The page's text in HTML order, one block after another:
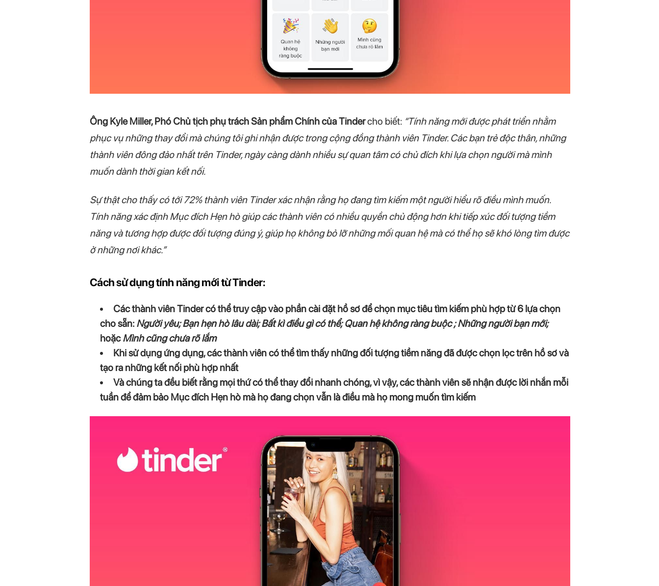
Ông Kyle Miller, Phó Chủ tịch phụ trách Sản phẩm Chính của Tindercho biết: “Tính năng mới được phát triển nhằm
phục vụ những thay đổi mà chúng tôi ghi nhận được trong cộng đồng thành viên Tinder. Các bạn trẻ độc thân, những
thành viên đông đảo nhất trên Tinder, ngày càng dành nhiều sự quan tâm có chủ đích khi lựa chọn người mà mình
muốn dành thời gian kết nối.
Sự thật cho thấy có tới 72% thành viên Tinder xác nhận rằng họ đang tìm kiếm một người hiểu rõ điều mình muốn.
Tính năng xác định Mục đích Hẹn hò giúp các thành viên có nhiều quyền chủ động hơn khi tiếp xúc đối tượng tiềm
năng và tương hợp được đối tượng đúng ý, giúp họ không bỏ lỡ những mối quan hệ mà có thể họ sẽ khó lòng tìm được
ở những nơi khác.”
Cách sử dụng tính năng mới từ Tinder:
Các thành viên Tinder có thể truy cập vào phần cài đặt hồ sơ để chọn mục tiêu tìm kiếm phù hợp từ 6 lựa chọn
cho sẵn: Người yêu; Bạn hẹn hò lâu dài; Bất kì điều gì có thể; Quan hệ không ràng buộc ; Những người bạn mới;
hoặcMình cũng chưa rõ lắm
Khi sử dụng ứng dụng, các thành viên có thể tìm thấy những đối tượng tiềm năng đã được chọn lọc trên hồ sơ và
tạo ra những kết nối phù hợp nhất
Và chúng ta đều biết rằng mọi thứ có thể thay đổi nhanh chóng, vì vậy, các thành viên sẽ nhận được lời nhắn mỗi
tuần để đảm bảo Mục đích Hẹn hò mà họ đang chọn vẫn là điều mà họ mong muốn tìm kiếm